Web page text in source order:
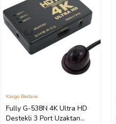
Fully G-538N 4K Ultra HD
Destekli 3 Port Uzaktan
Kargo Bedava